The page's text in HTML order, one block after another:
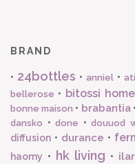
BRAND
• 24bottles • anniel•
bellerose • bitossi home
bonne maison • brabantia
dansko • done • douuod
diffusion • durance •
haomy • hk living •